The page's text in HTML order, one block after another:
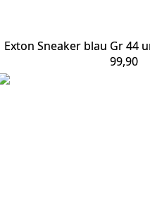
Exton Sneaker blau Gr 44
99,90